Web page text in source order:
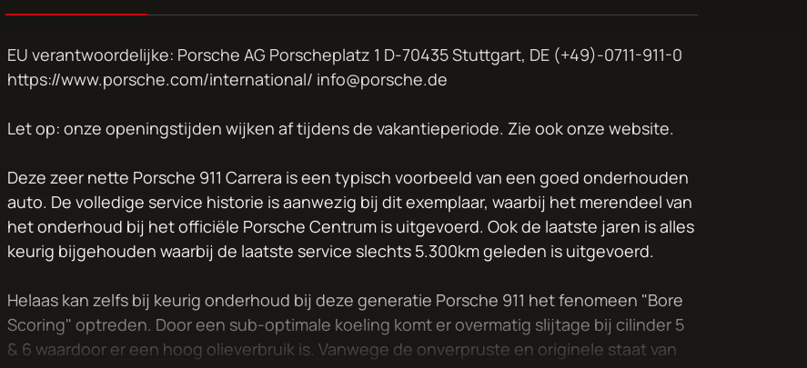
EU verantwoordelijke: Porsche AG Porscheplatz 1 D-70435 Stuttgart, DE (+49)-0711-911-0
https://www.porsche.com/international/ info@porsche.de
Let op: onze openingstijden wijken af tijdens de vakantieperiode. Zie ook onze website.
Deze zeer nette Porsche 911 Carrera is een typisch voorbeeld van een goed onderhouden
auto. De volledige service historie is aanwezig bij dit exemplaar, waarbij het merendeel van
het onderhoud bij het officiële Porsche Centrum is uitgevoerd. Ook de laatste jaren is alles
keurig bijgehouden waarbij de laatste service slechts 5.300km geleden is uitgevoerd.
Helaas kan zelfs bij keurig onderhoud bij deze generatie Porsche 911 het fenomeen "Bore
Scoring" optreden. Door een sub-optimale koeling komt er overmatig slijtage bij cilinder 5
& 6 waardoor er een hoog olieverbruik is. Vanwege de onverpruste en originele staat van